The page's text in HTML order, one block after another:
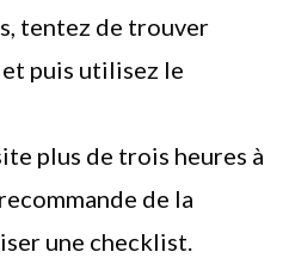
tentez de trouver
puis utilisez le
plus de trois heures à
de la
une checklist.